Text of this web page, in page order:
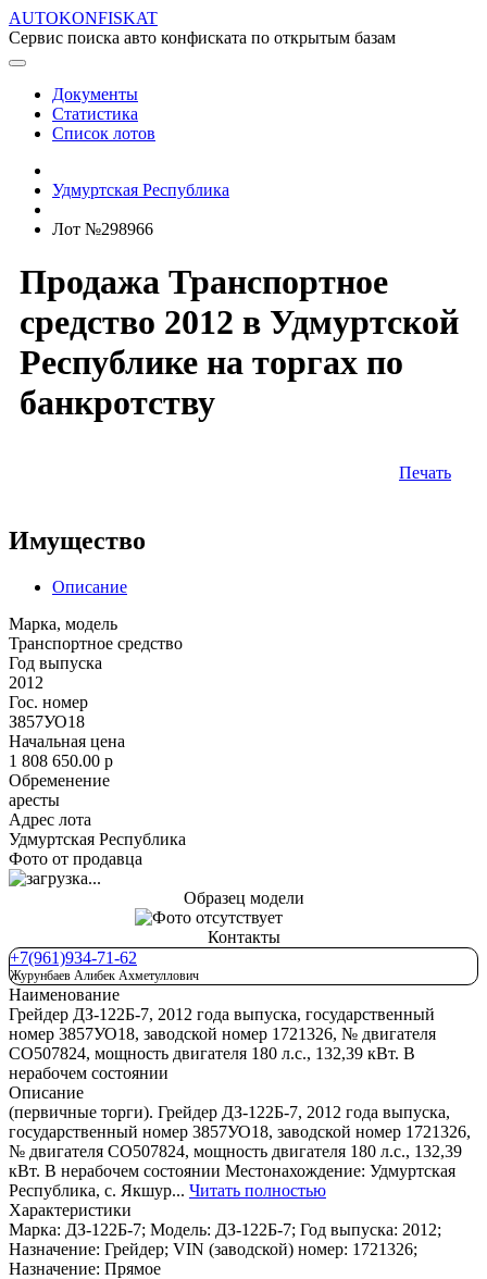
AUTOKONFISKAT
Сервис поиска авто конфиската по открытым базам
Документы
Статистика
Список лотов
Удмуртская Республика
Лот №298966
Продажа Транспортное
средство 2012 в Удмуртской
Республике на торгах по
банкротству
Печать
Имущество
Описание
Марка, модель
Транспортное средство
Год выпуска
2012
Гос. номер
З857УО18
Начальная цена
1 808 650.00 p
Обременение
аресты
Адрес лота
Удмуртская Республика
Фото от продавца
Образец модели
Контакты
+7(961)934-71-62
Журунбаев Алибек Ахметуллович
Наименование
Грейдер ДЗ-122Б-7, 2012 года выпуска, государственный
номер 3857УО18, заводской номер 1721326, № двигателя
СО507824, мощность двигателя 180 л.с., 132,39 кВт. В
нерабочем состоянии
Описание
(первичные торги). Грейдер ДЗ-122Б-7, 2012 года выпуска,
государственный номер 3857УО18, заводской номер 1721326,
№ двигателя СО507824, мощность двигателя 180 л.с., 132,39
кВт. В нерабочем состоянии Местонахождение: Удмуртская
Республика, с. Якшур... Читать полностью
Характеристики
Марка: ДЗ-122Б-7; Модель: ДЗ-122Б-7; Год выпуска: 2012;
Назначение: Грейдер; VIN (заводской) номер: 1721326;
Назначение: Прямое